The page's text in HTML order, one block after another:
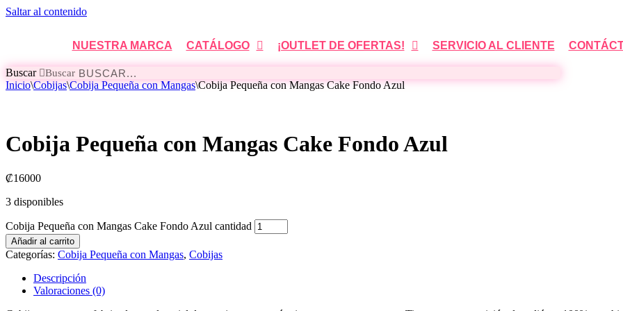
Saltar al contenido
NUESTRA MARCA CATÁLOGO ¡OUTLET DE OFERTAS! SERVICIO AL CLIENTE
Buscar Buscar
Inicio\Cobijas\Cobija Pequeña con Mangas\Cobija Pequeña con Mangas Cake Fondo Azul
Cobija Pequeña con Mangas Cake Fondo Azul
₡16000
3 disponibles
Cobija Pequeña con Mangas Cake Fondo Azul cantidad
Añadir al carrito
Categorías: Cobija Pequeña con Mangas, Cobijas
Descripción
Valoraciones (0)